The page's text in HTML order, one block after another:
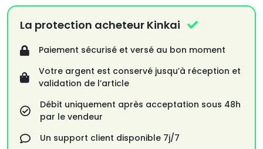
La protection acheteur Kinkai
Paiement sécurisé et versé au bon moment
Votre argent est conservé jusqu’à réception et
validation de l’article
Débit uniquement après acceptation sous 48h
par le vendeur
Un support client disponible 7j/7